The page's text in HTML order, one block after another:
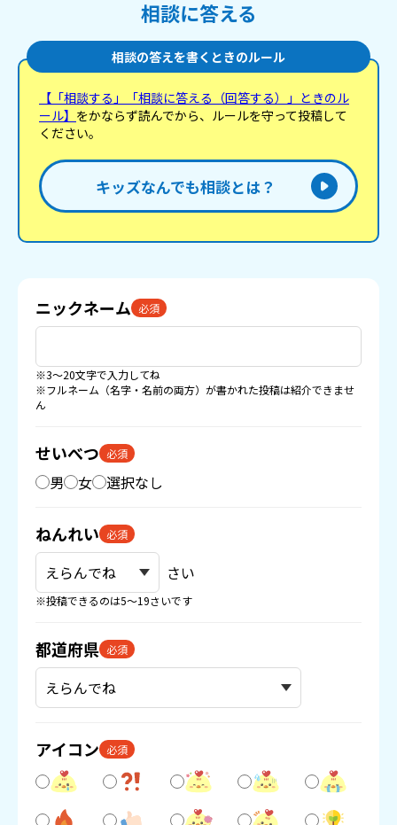
相談に答える
相談の答えを書くときのルール
【「相談する」「相談に答える（回答する）」ときのル
ール】 をかならず読んでから、ルールを守って投稿して
ください。
キッズなんでも相談とは？
ニックネーム 必須
※3〜20文字で入力してね
※フルネーム（名字・名前の両方）が書かれた投稿は紹介できませ
ん
せいべつ 必須
男 女 選択なし
ねんれい 必須
さい
※投稿できるのは5〜19さいです
都道府県 必須
アイコン 必須